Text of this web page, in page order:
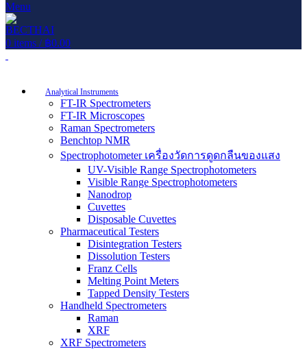
Menu
0 items / ฿0.00
Analytical Instruments
FT-IR Spectrometers
FT-IR Microscopes
Raman Spectrometers
Benchtop NMR
Spectrophotometer เครื่องวัดการดูดกลืนของแสง
UV-Visible Range Spectrophotometers
Visible Range Spectrophotometers
Nanodrop
Cuvettes
Disposable Cuvettes
Pharmaceutical Testers
Disintegration Testers
Dissolution Testers
Franz Cells
Melting Point Meters
Tapped Density Testers
Handheld Spectrometers
Raman
XRF
XRF Spectrometers